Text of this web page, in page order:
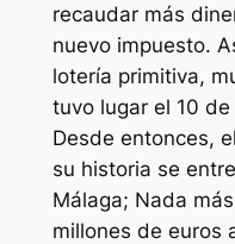
recaudar más
nuevo impuesto.
lotería primitiva,
tuvo lugar el 10
Desde entonces,
su historia se
Málaga; Nada
millones de euros